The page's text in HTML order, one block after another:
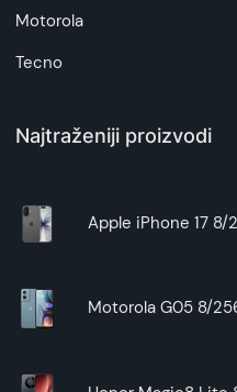
Motorola
Tecno
Najtraženiji proizvodi
Apple iPhone 17 8/
Motorola G05 8/